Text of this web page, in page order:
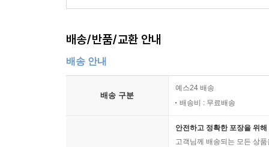
배송/반품/교환 안내
배송 안내
배송 구분
예스24 배송
배송비 : 무료배송
안전하고 정확한 포장을 위
고객님께 배송되는 모든 상